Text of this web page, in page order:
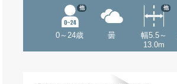
0～24歳
他
曇
幅5.5～
13.0m
他